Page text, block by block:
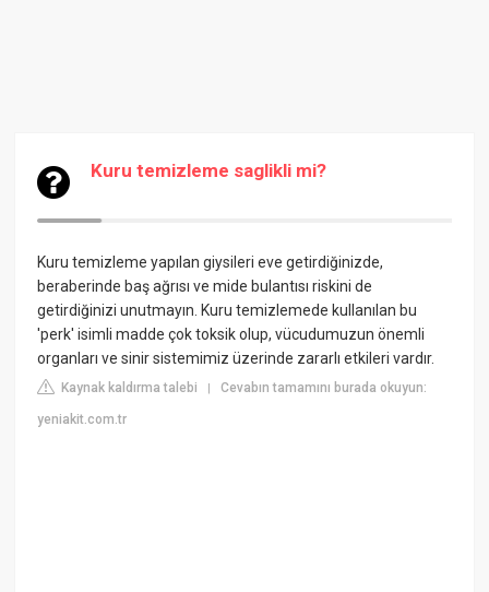
Kuru temizleme saglikli mi?
Kuru temizleme yapılan giysileri eve getirdiğinizde,
beraberinde baş ağrısı ve mide bulantısı riskini de
getirdiğinizi unutmayın. Kuru temizlemede kullanılan bu
'perk' isimli madde çok toksik olup, vücudumuzun önemli
organları ve sinir sistemimiz üzerinde zararlı etkileri vardır.
Kaynak kaldırma talebi |Cevabın tamamını burada okuyun:
yeniakit.com.tr